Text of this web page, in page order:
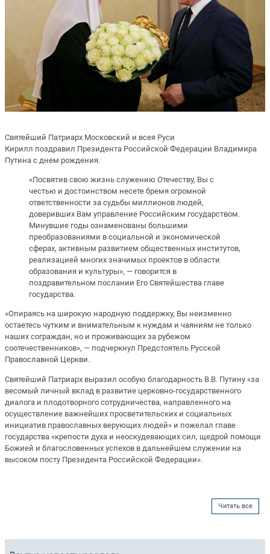
Святейший Патриарх Московский и всея Руси
Кирилл поздравил Президента Российской Федерации Владимира
Путина с днем рождения.
«Посвятив свою жизнь служению Отечеству, Вы с
честью и достоинством несете бремя огромной
ответственности за судьбы миллионов людей,
доверивших Вам управление Российским государством.
Минувшие годы ознаменованы большими
преобразованиями в социальной и экономической
сферах, активным развитием общественных институтов,
реализацией многих значимых проектов в области
образования и культуры», — говорится в
поздравительном послании Его Святейшества главе
государства.
«Опираясь на широкую народную поддержку, Вы неизменно
остаетесь чутким и внимательным к нуждам и чаяниям не только
наших сограждан, но и проживающих за рубежом
соотечественников», — подчеркнул Предстоятель Русской
Православной Церкви.
Святейший Патриарх выразил особую благодарность В.В. Путину «за
весомый личный вклад в развитие церковно-государственного
диалога и плодотворного сотрудничества, направленного на
осуществление важнейших просветительских и социальных
инициатив православных верующих людей» и пожелал главе
государства «крепости духа и неоскудевающих сил, щедрой помощи
Божией и благословенных успехов в дальнейшем служении на
высоком посту Президента Российской Федерации».
Читать все